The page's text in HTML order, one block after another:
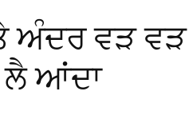
ਵੜ ਵੜ
ਲੈ ਆਂਦਾ